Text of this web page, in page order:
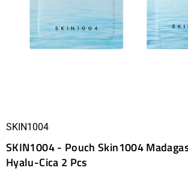
SKIN1004
SKIN1004 - Pouch Skin1004
Hyalu-Cica 2 Pcs